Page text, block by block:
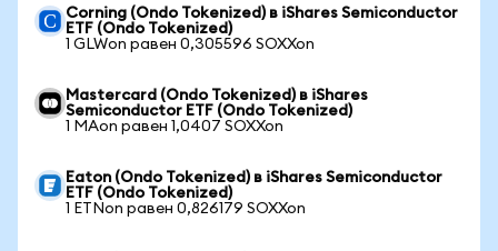
Corning (Ondo Tokenized) в iShares Semiconductor
ETF (Ondo Tokenized)
1 GLWon равен 0,305596 SOXXon
Mastercard (Ondo Tokenized) в iShares
Semiconductor ETF (Ondo Tokenized)
1 MAon равен 1,0407 SOXXon
Eaton (Ondo Tokenized) в iShares Semiconductor
ETF (Ondo Tokenized)
1 ETNon равен 0,826179 SOXXon